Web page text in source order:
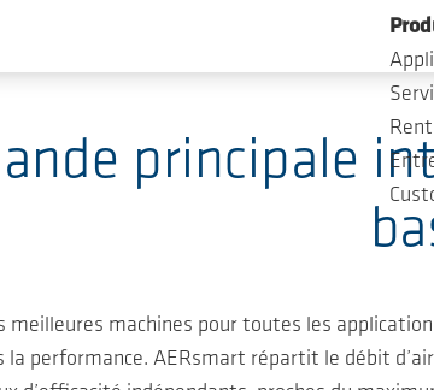
principale
meilleures machines pour toutes les
la performance. AERsmart répartit le débit